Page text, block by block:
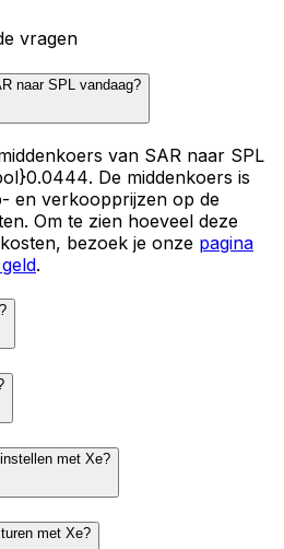
vragen
naar SPL vandaag?
van SAR naar SPL
en verkoopprijzen op de
Om te zien hoeveel deze
bezoek je onze pagina
.
met Xe?
met Xe?